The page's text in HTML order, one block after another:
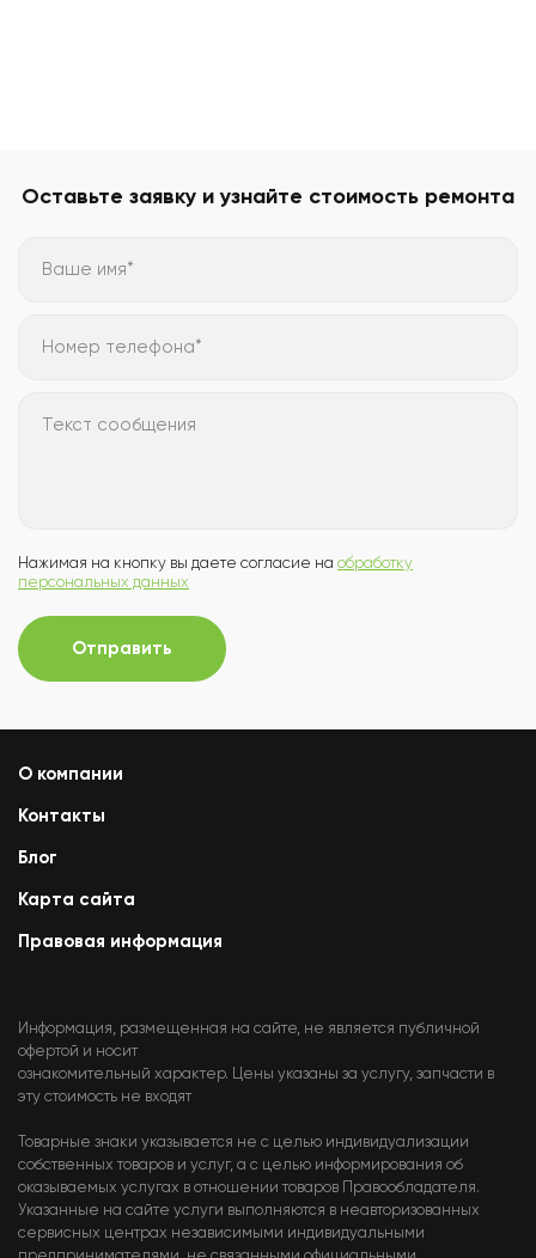
Оставьте заявку и узнайте стоимость ремонта
Ваше имя*
Номер телефона*
Текст сообщения
Нажимая на кнопку вы даете согласие на обработку
персональных данных
Отправить
О компании
Контакты
Блог
Карта сайта
Правовая информация
Информация, размещенная на сайте, не является публичной
офертой и носит
ознакомительный характер. Цены указаны за услугу, запчасти в
эту стоимость не входят
Товарные знаки указывается не с целью индивидуализации
собственных товаров и услуг, а с целью информирования об
оказываемых услугах в отношении товаров Правообладателя.
Указанные на сайте услуги выполняются в неавторизованных
сервисных центрах независимыми индивидуальными